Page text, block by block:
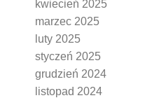
kwiecień 2025
marzec 2025
luty 2025
styczeń 2025
grudzień 2024
listopad 2024